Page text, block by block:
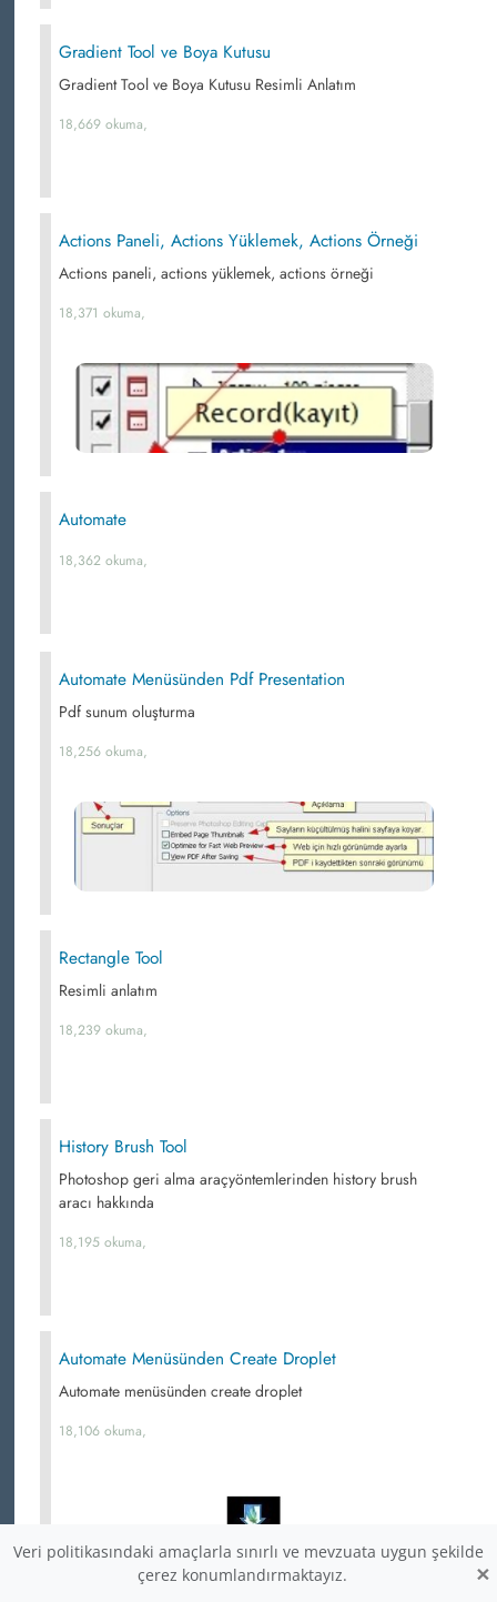
Gradient Tool ve Boya Kutusu
Gradient Tool ve Boya Kutusu Resimli Anlatım
18,669 okuma,
Actions Paneli, Actions Yüklemek, Actions Örneği
Actions paneli, actions yüklemek, actions örneği
18,371 okuma,
Automate
18,362 okuma,
Automate Menüsünden Pdf Presentation
Pdf sunum oluşturma
18,256 okuma,
Rectangle Tool
Resimli anlatım
18,239 okuma,
History Brush Tool
Photoshop geri alma araçyöntemlerinden history brush
aracı hakkında
18,195 okuma,
Automate Menüsünden Create Droplet
Automate menüsünden create droplet
18,106 okuma,
Veri politikasındaki amaçlarla sınırlı ve mevzuata uygun şekilde
çerez konumlandırmaktayız.
×